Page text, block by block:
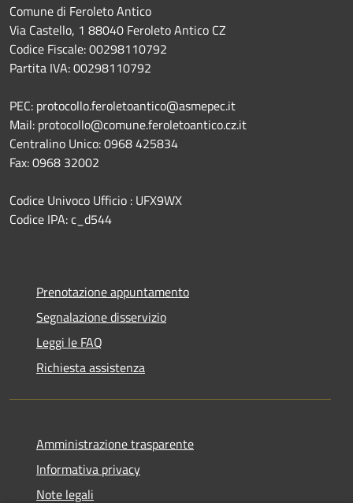
Comune di Feroleto Antico
Via Castello, 1 88040 Feroleto Antico CZ
Codice Fiscale: 00298110792
Partita IVA: 00298110792
PEC: protocollo.feroletoantico@asmepec.it
Mail: protocollo@comune.feroletoantico.cz.it
Centralino Unico: 0968 425834
Fax: 0968 32002
Codice Univoco Ufficio : UFX9WX
Codice IPA: c_d544
Prenotazione appuntamento
Segnalazione disservizio
Leggi le FAQ
Richiesta assistenza
Amministrazione trasparente
Informativa privacy
Note legali